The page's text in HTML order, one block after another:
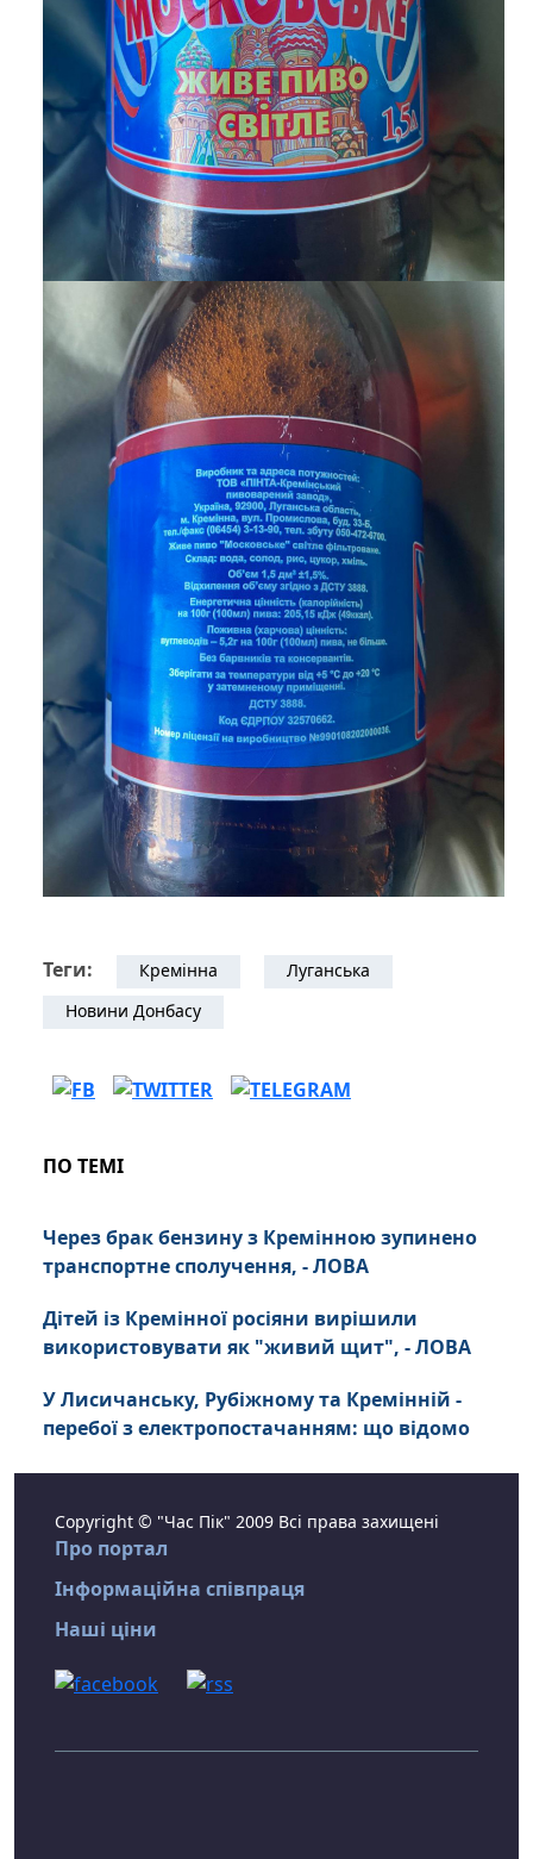
Теги: Кремінна
Луганська
Новини Донбасу
ПО ТЕМІ
Через брак бензину з Кремінною зупинено
транспортне сполучення, - ЛОВА
Дітей із Кремінної росіяни вирішили
використовувати як "живий щит", - ЛОВА
У Лисичанську, Рубіжному та Кремінній -
перебої з електропостачанням: що відомо
Copyright © "Час Пік" 2009 Всі права захищені
Про портал
Інформаційна співпраця
Наші ціни